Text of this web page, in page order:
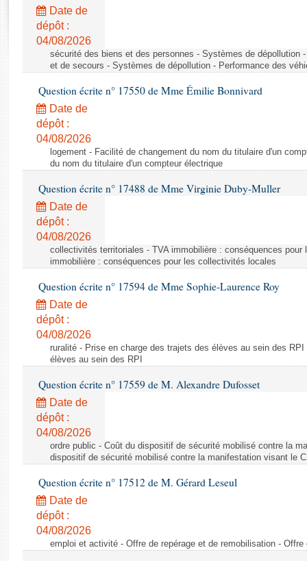
Rapports législatifs
Rapports sur l'application des lois
Baromètre de l’application des lois
Dossiers législatifs
Budget et sécurité sociale
Questions écrites et orales
Comptes rendus des débats
Date de
dépôt :
04/08/2026
sécurité des biens et des personnes - Systèmes de dépollution
et de secours - Systèmes de dépollution - Performance des
Question écrite n° 17550 de Mme Émilie Bonnivard
Date de
dépôt :
04/08/2026
logement - Facilité de changement du nom du titulaire d'un
du nom du titulaire d'un compteur électrique
Question écrite n° 17488 de Mme Virginie Duby-Muller
Date de
dépôt :
04/08/2026
collectivités territoriales - TVA immobilière : conséquences
immobilière : conséquences pour les collectivités locales
Question écrite n° 17594 de Mme Sophie-Laurence Roy
Date de
dépôt :
04/08/2026
ruralité - Prise en charge des trajets des élèves au sein des
élèves au sein des RPI
Question écrite n° 17559 de M. Alexandre Dufosset
Date de
dépôt :
04/08/2026
ordre public - Coût du dispositif de sécurité mobilisé contre la
dispositif de sécurité mobilisé contre la manifestation visant le
Question écrite n° 17512 de M. Gérard Leseul
Date de
dépôt :
04/08/2026
emploi et activité - Offre de repérage et de remobilisation -